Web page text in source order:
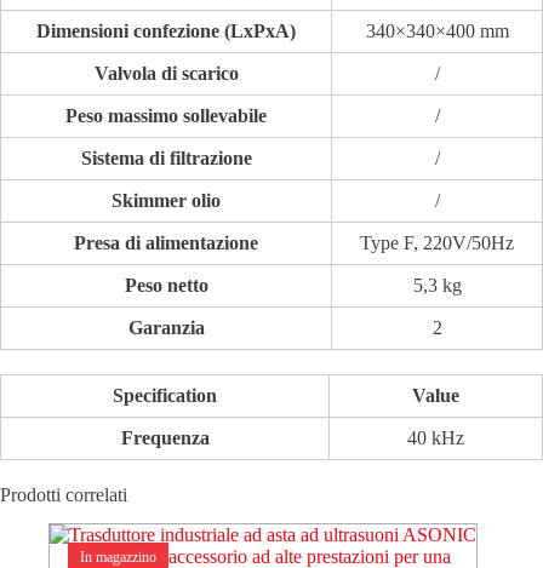
Dimensioni confezione (LxPxA) 340×340×400 mm
Valvola di scarico /
Peso massimo sollevabile /
Sistema di filtrazione /
Skimmer olio /
Presa di alimentazione Type F, 220V/50Hz
Peso netto 5,3 kg
Garanzia 2
Specification Value
Frequenza 40 kHz
Prodotti correlati
In magazzino